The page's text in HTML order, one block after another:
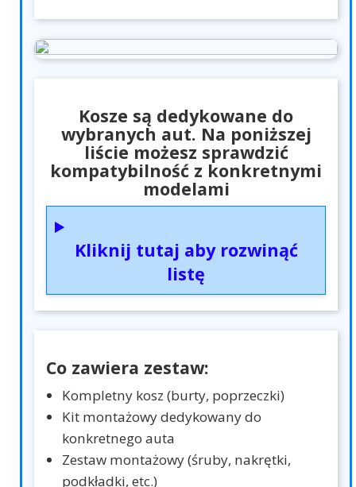
Kosze są dedykowane do
wybranych aut. Na poniższej
liście możesz sprawdzić
kompatybilność z konkretnymi
modelami
Kliknij tutaj aby rozwinąć
listę
Co zawiera zestaw:
Kompletny kosz (burty, poprzeczki)
Kit montażowy dedykowany do
konkretnego auta
Zestaw montażowy (śruby, nakrętki,
podkładki, etc.)